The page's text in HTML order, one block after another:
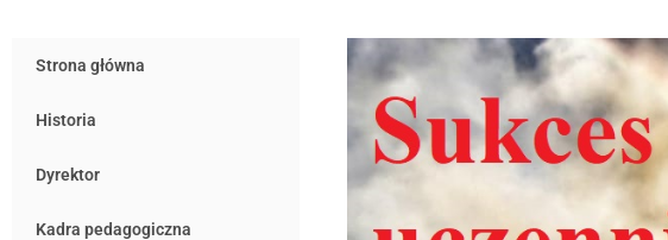
Strona główna
Historia
Dyrektor
Kadra pedagogiczna